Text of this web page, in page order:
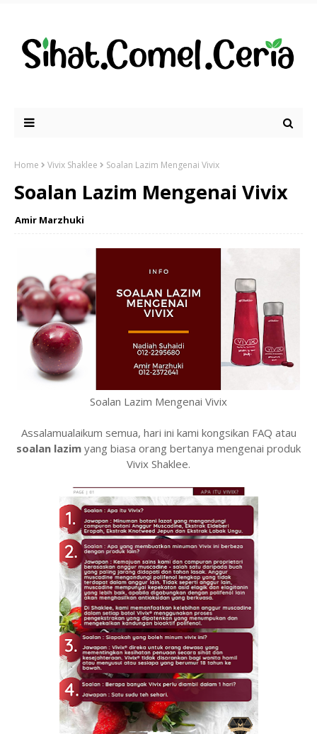
Home Vivix Shaklee Soalan Lazim Mengenai Vivix
Soalan Lazim Mengenai Vivix
Amir Marzhuki
Soalan Lazim Mengenai Vivix
Assalamualaikum semua, hari ini kami kongsikan FAQ atau
soalan lazim yang biasa orang bertanya mengenai produk
Vivix Shaklee.